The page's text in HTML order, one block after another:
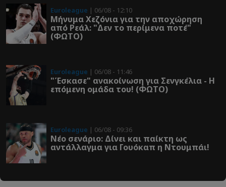
Euroleague | 06/08 - 12:10
Μήνυμα Χεζόνια για την αποχώρηση
από Ρεάλ: "Δεν το περίμενα ποτέ"
(ΦΩΤΟ)
Euroleague | 06/08 - 11:46
"Έσκασε" ανακοίνωση για Σενγκέλια - Η
επόμενη ομάδα του! (ΦΩΤΟ)
Euroleague | 06/08 - 09:36
Νέο σενάριο: Δίνει και παίκτη ως
αντάλλαγμα για Γουόκαπ η Ντουμπάι!